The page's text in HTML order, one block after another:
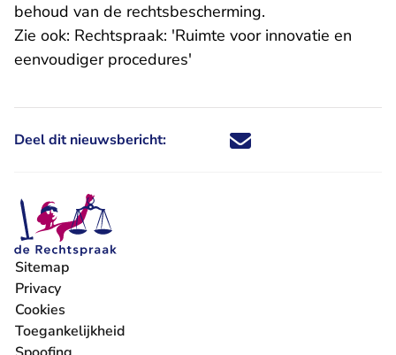
behoud van de rechtsbescherming.
Zie ook: Rechtspraak: 'Ruimte voor innovatie en
eenvoudiger procedures'
Deel dit nieuwsbericht: Deel dit nieuwsbericht via X -
Deel dit nieuwsbericht via
Deel dit nieuwsbericht
Deel dit
Sitemap
Privacy
Cookies
Toegankelijkheid